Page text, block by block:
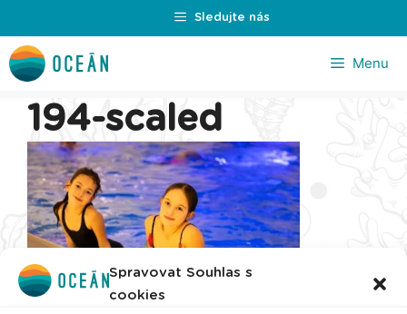
Spravovat Souhlas s
cookies
na
obsah
Sledujte nás
Menu
194-scaled